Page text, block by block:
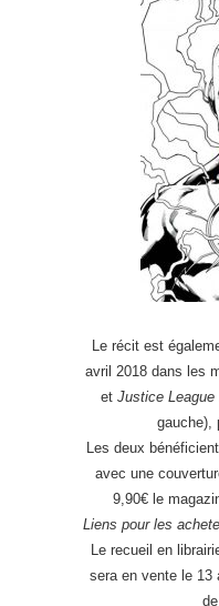
Le récit est
avril 2018 dans les
et Justice League
gauche),
Les deux
avec une
9,90€ le
Liens pour les
Le recueil en
sera en vente le 13